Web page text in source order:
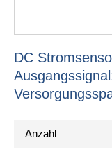
DC
Anzahl